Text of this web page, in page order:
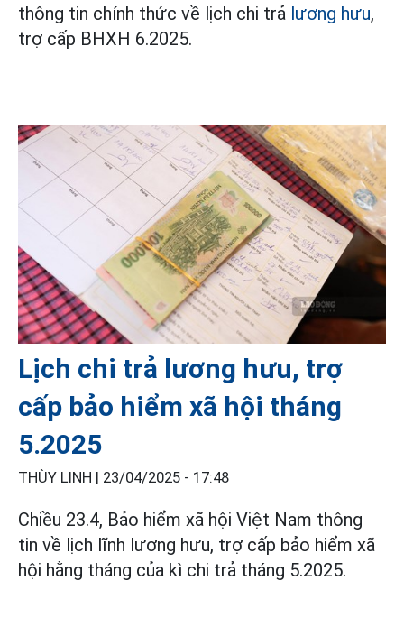
thông tin chính thức về lịch chi trả lương hưu,
trợ cấp BHXH 6.2025.
Lịch chi trả lương hưu, trợ
cấp bảo hiểm xã hội tháng
5.2025
THÙY LINH | 23/04/2025 - 17:48
Chiều 23.4, Bảo hiểm xã hội Việt Nam thông
tin về lịch lĩnh lương hưu, trợ cấp bảo hiểm xã
hội hằng tháng của kì chi trả tháng 5.2025.